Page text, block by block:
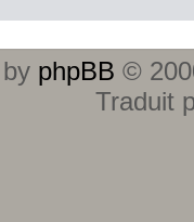
phpBB ©
Traduit